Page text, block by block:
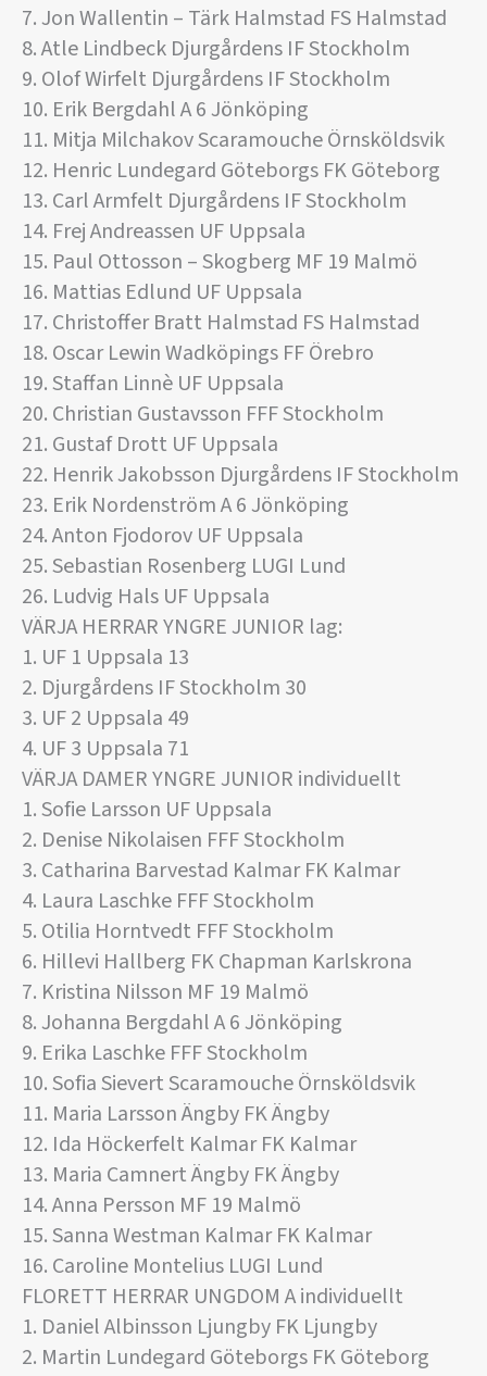
7. Jon Wallentin – Tärk Halmstad FS Halmstad
8. Atle Lindbeck Djurgårdens IF Stockholm
9. Olof Wirfelt Djurgårdens IF Stockholm
10. Erik Bergdahl A 6 Jönköping
11. Mitja Milchakov Scaramouche Örnsköldsvik
12. Henric Lundegard Göteborgs FK Göteborg
13. Carl Armfelt Djurgårdens IF Stockholm
14. Frej Andreassen UF Uppsala
15. Paul Ottosson – Skogberg MF 19 Malmö
16. Mattias Edlund UF Uppsala
17. Christoffer Bratt Halmstad FS Halmstad
18. Oscar Lewin Wadköpings FF Örebro
19. Staffan Linnè UF Uppsala
20. Christian Gustavsson FFF Stockholm
21. Gustaf Drott UF Uppsala
22. Henrik Jakobsson Djurgårdens IF Stockholm
23. Erik Nordenström A 6 Jönköping
24. Anton Fjodorov UF Uppsala
25. Sebastian Rosenberg LUGI Lund
26. Ludvig Hals UF Uppsala
VÄRJA HERRAR YNGRE JUNIOR lag:
1. UF 1 Uppsala 13
2. Djurgårdens IF Stockholm 30
3. UF 2 Uppsala 49
4. UF 3 Uppsala 71
VÄRJA DAMER YNGRE JUNIOR individuellt
1. Sofie Larsson UF Uppsala
2. Denise Nikolaisen FFF Stockholm
3. Catharina Barvestad Kalmar FK Kalmar
4. Laura Laschke FFF Stockholm
5. Otilia Horntvedt FFF Stockholm
6. Hillevi Hallberg FK Chapman Karlskrona
7. Kristina Nilsson MF 19 Malmö
8. Johanna Bergdahl A 6 Jönköping
9. Erika Laschke FFF Stockholm
10. Sofia Sievert Scaramouche Örnsköldsvik
11. Maria Larsson Ängby FK Ängby
12. Ida Höckerfelt Kalmar FK Kalmar
13. Maria Camnert Ängby FK Ängby
14. Anna Persson MF 19 Malmö
15. Sanna Westman Kalmar FK Kalmar
16. Caroline Montelius LUGI Lund
FLORETT HERRAR UNGDOM A individuellt
1. Daniel Albinsson Ljungby FK Ljungby
2. Martin Lundegard Göteborgs FK Göteborg